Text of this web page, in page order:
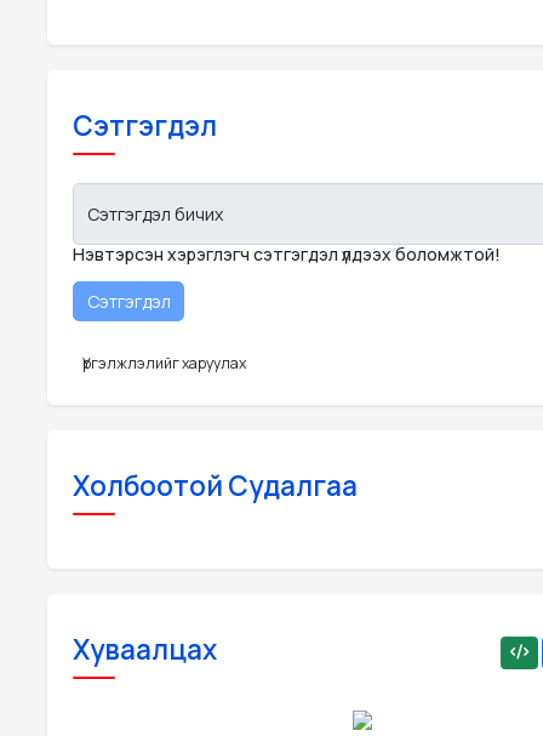
Сэтгэгдэл
Сэтгэгдэл бичих
Нэвтэрсэн хэрэглэгч сэтгэгдэл үлдээх боломжтой!
Үргэлжлэлийг харуулах
Холбоотой Судалгаа
Хуваалцах